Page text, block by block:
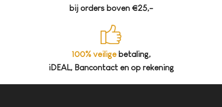
bij orders boven €25,-
100% veiligebetaling,
iDEAL, Bancontact en op rekening